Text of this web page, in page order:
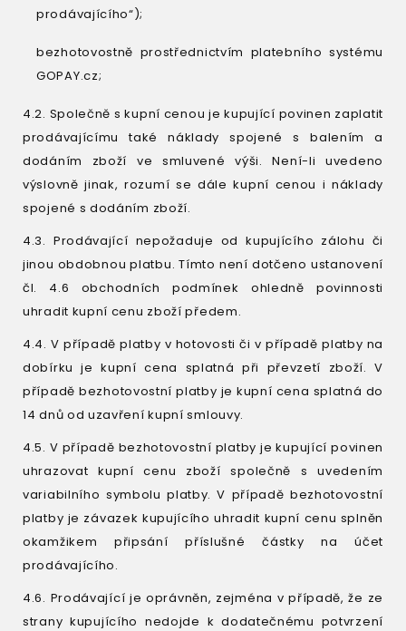
prodávajícího“);
bezhotovostně prostřednictvím platebního systému
GOPAY.cz;
4.2. Společně s kupní cenou je kupující povinen zaplatit
prodávajícímu také náklady spojené s balením a
dodáním zboží ve smluvené výši. Není-li uvedeno
výslovně jinak, rozumí se dále kupní cenou i náklady
spojené s dodáním zboží.
4.3. Prodávající nepožaduje od kupujícího zálohu či
jinou obdobnou platbu. Tímto není dotčeno ustanovení
čl. 4.6 obchodních podmínek ohledně povinnosti
uhradit kupní cenu zboží předem.
4.4. V případě platby v hotovosti či v případě platby na
dobírku je kupní cena splatná při převzetí zboží. V
případě bezhotovostní platby je kupní cena splatná do
14 dnů od uzavření kupní smlouvy.
4.5. V případě bezhotovostní platby je kupující povinen
uhrazovat kupní cenu zboží společně s uvedením
variabilního symbolu platby. V případě bezhotovostní
platby je závazek kupujícího uhradit kupní cenu splněn
okamžikem připsání příslušné částky na účet
prodávajícího.
4.6. Prodávající je oprávněn, zejména v případě, že ze
strany kupujícího nedojde k dodatečnému potvrzení